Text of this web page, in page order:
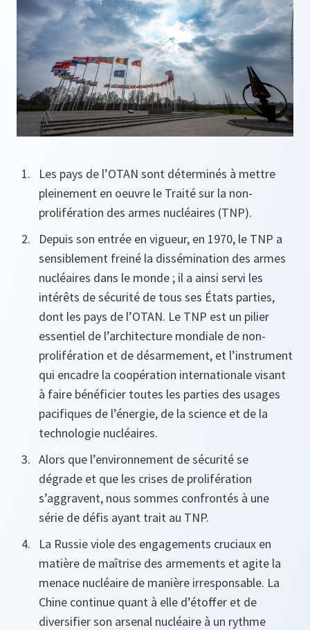
Les pays de l’OTAN sont déterminés à mettre
pleinement en oeuvre le Traité sur la non-
prolifération des armes nucléaires (TNP).
Depuis son entrée en vigueur, en 1970, le TNP a
sensiblement freiné la dissémination des armes
nucléaires dans le monde ; il a ainsi servi les
intérêts de sécurité de tous ses États parties,
dont les pays de l’OTAN. Le TNP est un pilier
essentiel de l’architecture mondiale de non-
prolifération et de désarmement, et l’instrument
qui encadre la coopération internationale visant
à faire bénéficier toutes les parties des usages
pacifiques de l’énergie, de la science et de la
technologie nucléaires.
Alors que l’environnement de sécurité se
dégrade et que les crises de prolifération
s’aggravent, nous sommes confrontés à une
série de défis ayant trait au TNP.
La Russie viole des engagements cruciaux en
matière de maîtrise des armements et agite la
menace nucléaire de manière irresponsable. La
Chine continue quant à elle d’étoffer et de
diversifier son arsenal nucléaire à un rythme